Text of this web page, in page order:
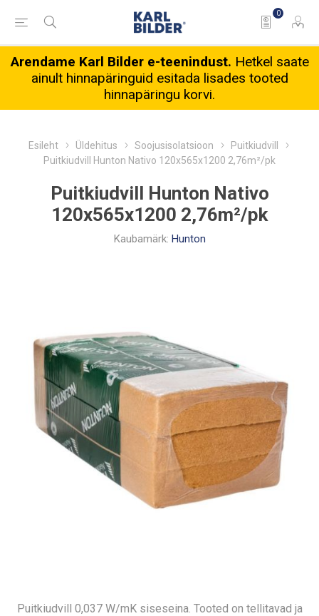
0
Arendame Karl Bilder e-teenindust. Hetkel saate
ainult hinnapäringuid esitada lisades tooted
hinnapäringu korvi.
Esileht Üldehitus Soojusisolatsioon
Puitkiudvill
Puitkiudvill Hunton Nativo 120x565x1200 2,76m²/pk
Puitkiudvill Hunton Nativo
120x565x1200 2,76m²/pk
Kaubamärk: Hunton
Puitkiudvill 0,037 W/mK siseseina. Tooted on tellitavad ja